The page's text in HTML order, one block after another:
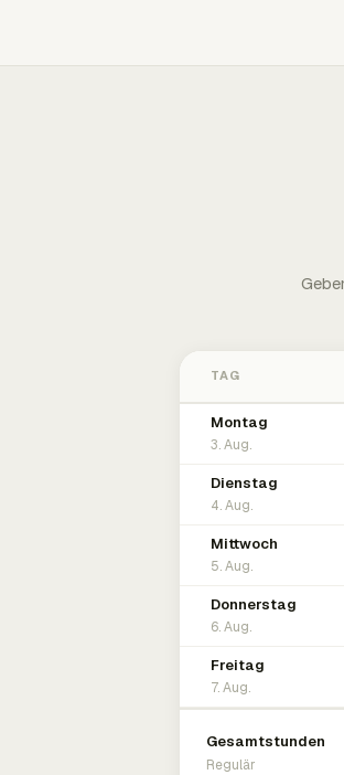
TAG
Montag
3. Aug.
Dienstag
4. Aug.
Mittwoch
5. Aug.
Donnerstag
6. Aug.
Freitag
7. Aug.
Gesamtstunden
Regulär